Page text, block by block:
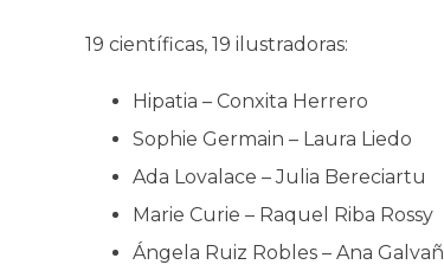
19 científicas, 19 ilustradoras:
Hipatia – Conxita Herrero
Sophie Germain – Laura Liedo
Ada Lovalace – Julia Bereciartu
Marie Curie – Raquel Riba Rossy
Ángela Ruiz Robles – Ana Galvañ